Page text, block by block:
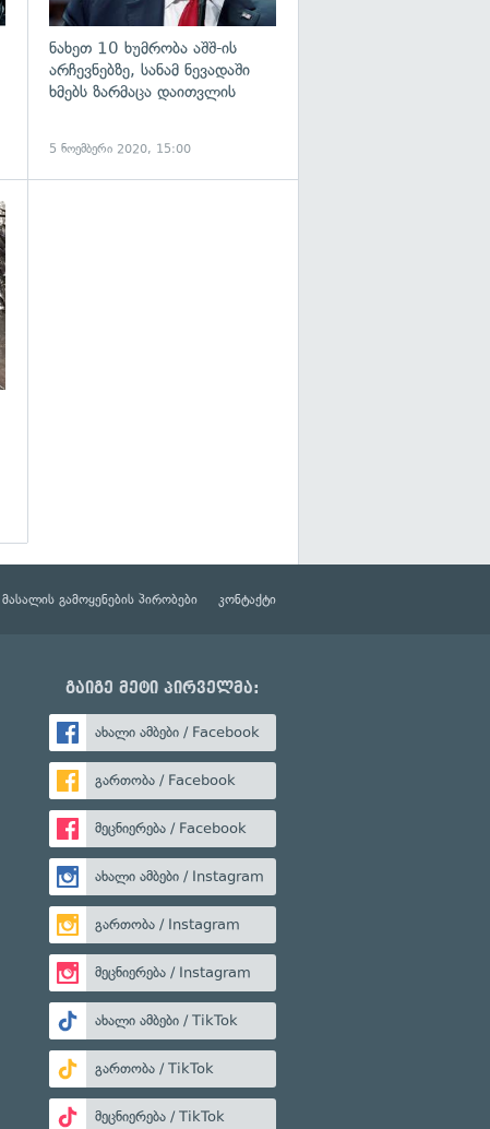
ნახეთ 10 ხუმრობა აშშ-ის
არჩევნებზე, სანამ ნევადაში
ხმებს ზარმაცა დაითვლის
5 ნოემბერი 2020, 15:00
მასალის გამოყენების პირობები კონტაქტი
გაიგე მეტი პირველმა:
ახალი ამბები / Facebook
გართობა / Facebook
მეცნიერება / Facebook
ახალი ამბები / Instagram
გართობა / Instagram
მეცნიერება / Instagram
ახალი ამბები / TikTok
გართობა / TikTok
მეცნიერება / TikTok